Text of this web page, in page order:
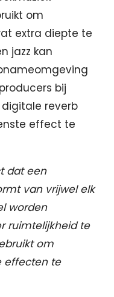
om
extra diepte te
jazz kan
bij
reverb
effect te
dat een
van vrijwel elk
worden
ruimtelijkheid te
om
effecten te